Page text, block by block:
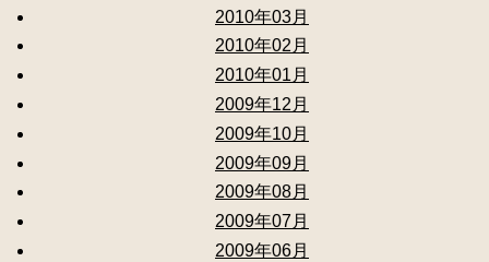
2010年03月
2010年02月
2010年01月
2009年12月
2009年10月
2009年09月
2009年08月
2009年07月
2009年06月